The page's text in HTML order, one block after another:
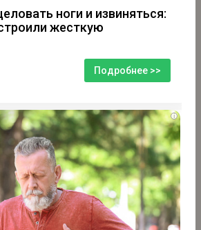
ноги и извиняться:
жесткую
Подробнее >>
i